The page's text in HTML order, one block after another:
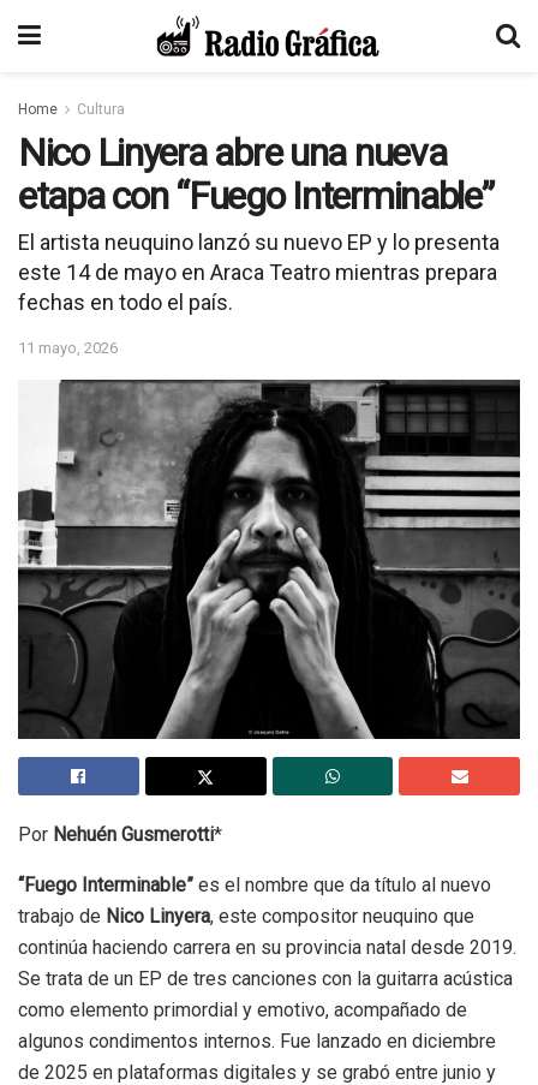
Home Cultura
Nico Linyera abre una nueva
etapa con “Fuego Interminable”
El artista neuquino lanzó su nuevo EP y lo presenta
este 14 de mayo en Araca Teatro mientras prepara
fechas en todo el país.
11 mayo, 2026
Por Nehuén Gusmerotti*
“Fuego Interminable” es el nombre que da título al nuevo
trabajo de Nico Linyera, este compositor neuquino que
continúa haciendo carrera en su provincia natal desde 2019.
Se trata de un EP de tres canciones con la guitarra acústica
como elemento primordial y emotivo, acompañado de
algunos condimentos internos. Fue lanzado en diciembre
de 2025 en plataformas digitales y se grabó entre junio y